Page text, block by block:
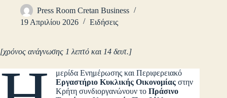
Press Room Cretan Business
19 Απριλίου 2026
Ειδήσεις
[χρόνος ανάγνωσης 1 λεπτό και 14 δευτ.]
μερίδα Ενημέρωσης και Περιφερειακό
Εργαστήριο Κυκλικής Οικονομίας στην
Κρήτη συνδιοργανώνουν τοΠράσινο